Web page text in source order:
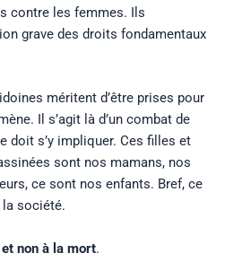
contre les femmes. Ils
grave des droits fondamentaux
méritent d’être prises pour
Il s’agit là d’un combat de
doit s’y impliquer. Ces filles et
sont nos mamans, nos
ce sont nos enfants. Bref, ce
société.
non à la mort.